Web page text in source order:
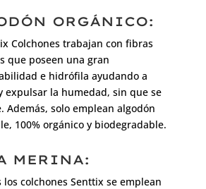
ORGÁNICO:
Colchones trabajan con fibras
que poseen una gran
e hidrófila ayudando a
expulsar la humedad, sin que se
Además, solo emplean algodón
100% orgánico y biodegradable.
MERINA:
los colchones Senttix se emplean